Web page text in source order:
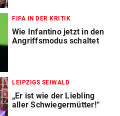
FIFA IN DER KRITIK
Wie Infantino jetzt in den
Angriffsmodus schaltet
LEIPZIGS SEIWALD
„Er ist wie der Liebling
aller Schwiegermütter!“